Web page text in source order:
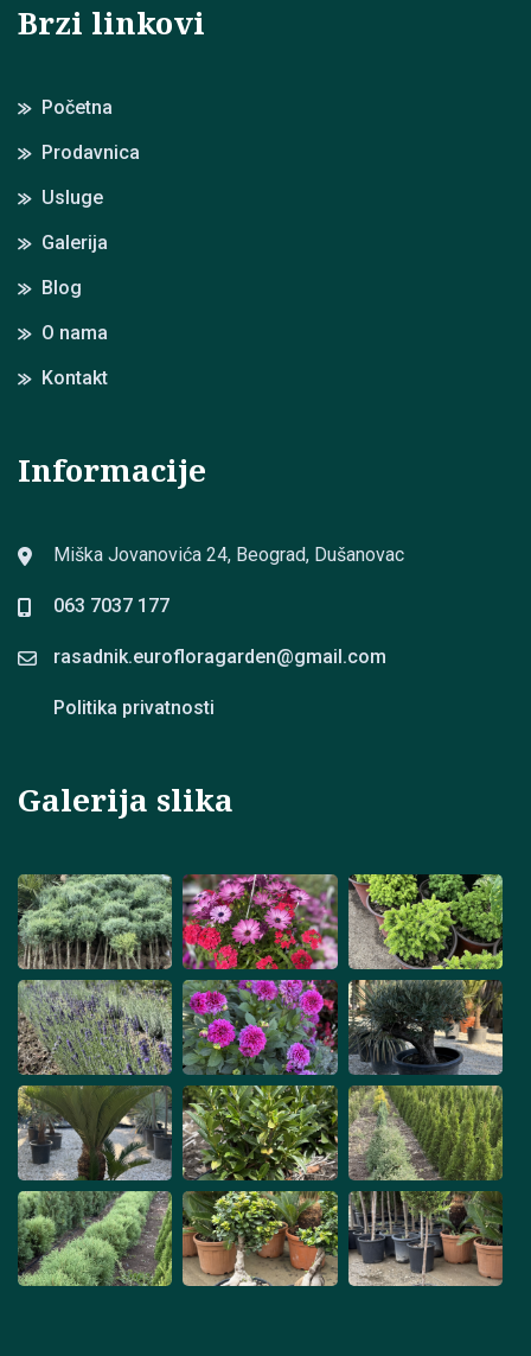
Brzi linkovi
Početna
Prodavnica
Usluge
Galerija
Blog
O nama
Kontakt
Informacije
Miška Jovanovića 24, Beograd, Dušanovac
063 7037 177
rasadnik.eurofloragarden@gmail.com
Politika privatnosti
Galerija slika